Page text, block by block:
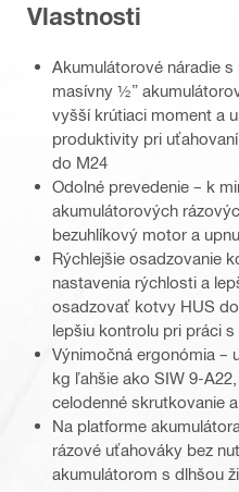
Vlastnosti
Akumulátorové náradie
masívny ½”
vyšší krútiaci moment a
produktivity pri
do M24
Odolné prevedenie – k
akumulátorových
bezuhlíkový motor a
Rýchlejšie osadzovanie
nastavenia rýchlosti a
osadzovať kotvy HUS
lepšiu kontrolu pri práci
Výnimočná ergonómia –
kg ľahšie ako SIW 9-
celodenné skrutkovanie
Na platforme
rázové uťahováky bez
akumulátorom s dlhšou